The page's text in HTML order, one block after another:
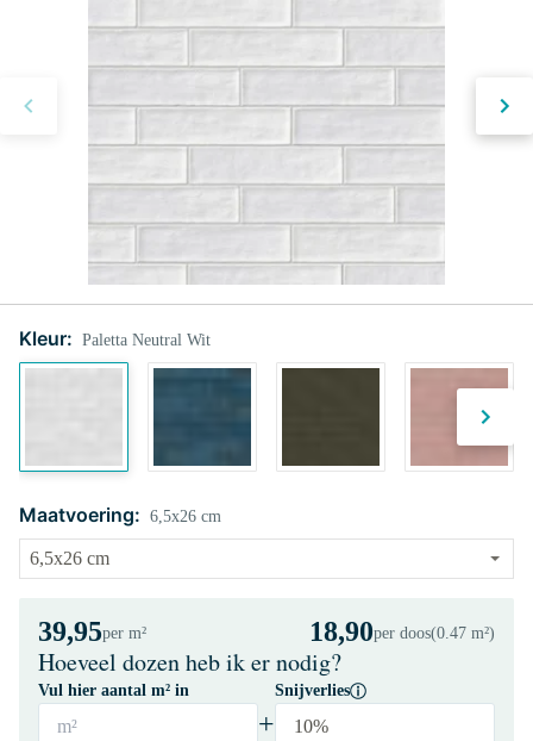
Kleur: Paletta Neutral Wit
Maatvoering: 6,5x26 cm
39,95per m² 18,90per doos(0.47 m²)
Hoeveel dozen heb ik er nodig?
Vul hier aantal m² in
m² +
Snijverlies
10%